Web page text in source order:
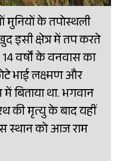
मुनियों के तपोस्थली
इसी क्षेत्र में तप करते
वर्षों के वनवास का
भाई लक्ष्मण और
बिताया था. भगवान
की मृत्यु के बाद यहीं
स्थान को आज राम